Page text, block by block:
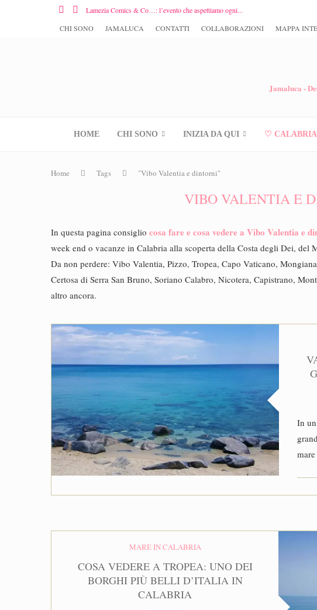
Lamezia Comics & Co…: l’evento che aspettiamo ogni...
CHI SONO
JAMALUCA CONTATTI COLLABORAZIONI MAPPA
Jamaluca -
HOME CHI SONO INIZIA DA QUI ♡
Home Tags "Vibo Valentia e dintorni"
VIBO VALENTIA E
In questa pagina consiglio cosa fare e cosa vedere a Vibo Valentia e
week end o vacanze in Calabria alla scoperta della Costa degli Dei, del
Da non perdere: Vibo Valentia, Pizzo, Tropea, Capo Vaticano,
Certosa di Serra San Bruno, Soriano Calabro, Nicotera, Capistrano,
altro ancora.
In
MARE IN CALABRIA
COSA VEDERE A TROPEA: UNO DEI
BORGHI PIÙ BELLI D’ITALIA IN
CALABRIA